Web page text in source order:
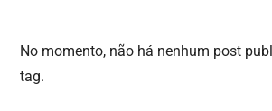
No momento, não há nenhum post
tag.